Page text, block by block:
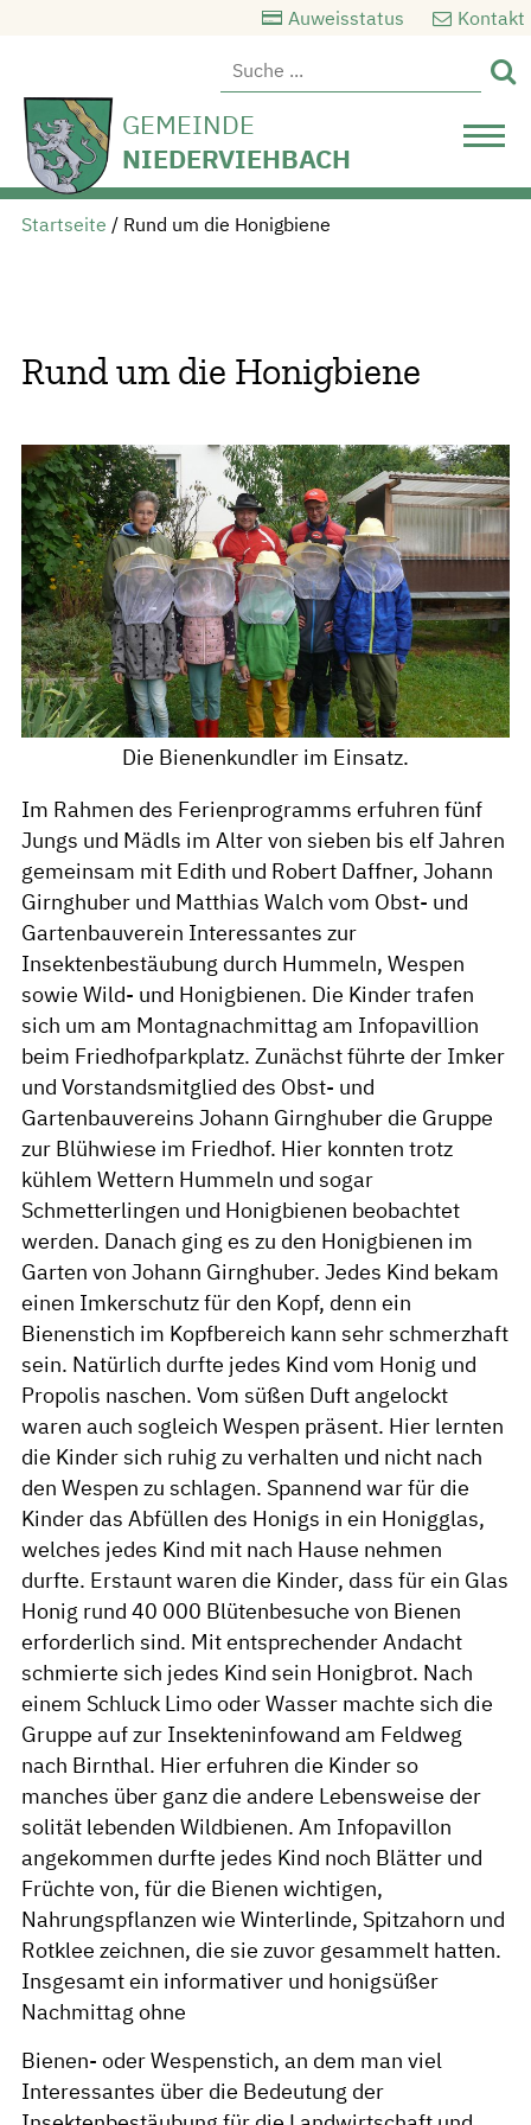
Auweisstatus Kontakt

GEMEINDE
NIEDERVIEHBACH
Startseite / Rund um die Honigbiene
Rund um die Honigbiene
Die Bienenkundler im Einsatz.
Im Rahmen des Ferienprogramms erfuhren fünf
Jungs und Mädls im Alter von sieben bis elf Jahren
gemeinsam mit Edith und Robert Daffner, Johann
Girnghuber und Matthias Walch vom Obst- und
Gartenbauverein Interessantes zur
Insektenbestäubung durch Hummeln, Wespen
sowie Wild- und Honigbienen. Die Kinder trafen
sich um am Montagnachmittag am Infopavillion
beim Friedhofparkplatz. Zunächst führte der Imker
und Vorstandsmitglied des Obst- und
Gartenbauvereins Johann Girnghuber die Gruppe
zur Blühwiese im Friedhof. Hier konnten trotz
kühlem Wettern Hummeln und sogar
Schmetterlingen und Honigbienen beobachtet
werden. Danach ging es zu den Honigbienen im
Garten von Johann Girnghuber. Jedes Kind bekam
einen Imkerschutz für den Kopf, denn ein
Bienenstich im Kopfbereich kann sehr schmerzhaft
sein. Natürlich durfte jedes Kind vom Honig und
Propolis naschen. Vom süßen Duft angelockt
waren auch sogleich Wespen präsent. Hier lernten
die Kinder sich ruhig zu verhalten und nicht nach
den Wespen zu schlagen. Spannend war für die
Kinder das Abfüllen des Honigs in ein Honigglas,
welches jedes Kind mit nach Hause nehmen
durfte. Erstaunt waren die Kinder, dass für ein Glas
Honig rund 40 000 Blütenbesuche von Bienen
erforderlich sind. Mit entsprechender Andacht
schmierte sich jedes Kind sein Honigbrot. Nach
einem Schluck Limo oder Wasser machte sich die
Gruppe auf zur Insekteninfowand am Feldweg
nach Birnthal. Hier erfuhren die Kinder so
manches über ganz die andere Lebensweise der
solität lebenden Wildbienen. Am Infopavillon
angekommen durfte jedes Kind noch Blätter und
Früchte von, für die Bienen wichtigen,
Nahrungspflanzen wie Winterlinde, Spitzahorn und
Rotklee zeichnen, die sie zuvor gesammelt hatten.
Insgesamt ein informativer und honigsüßer
Nachmittag ohne
Bienen- oder Wespenstich, an dem man viel
Interessantes über die Bedeutung der